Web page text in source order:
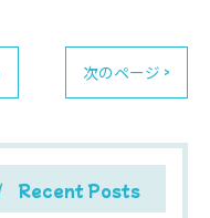
次のページ >
Recent Posts